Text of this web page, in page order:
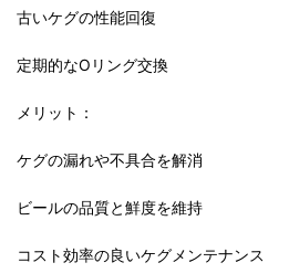
古いケグの性能回復
定期的なOリング交換
メリット：
ケグの漏れや不具合を解消
ビールの品質と鮮度を維持
コスト効率の良いケグメンテナンス